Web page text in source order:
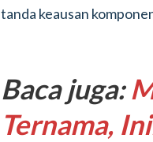
tanda keausan
Baca juga:
Ternama,